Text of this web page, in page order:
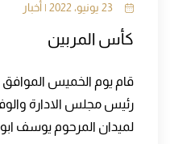
23 يونيو، 2022 | أخبار
كأس المربين
رئيس مجلس الادارة والوفد
لميدان المرحوم يوسف